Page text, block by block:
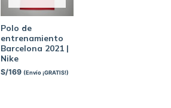
Polo de
entrenamiento
Barcelona 2021 |
Nike
S/169 (Envío ¡GRATIS!)